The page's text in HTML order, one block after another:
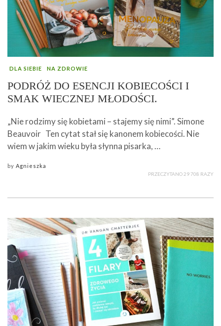
DLA SIEBIE NA ZDROWIE
PODRÓŻ DO ESENCJI KOBIECOŚCI I
SMAK WIECZNEJ MŁODOŚCI.
„Nie rodzimy się kobietami – stajemy się nimi”. Simone
Beauvoir Ten cytat stał się kanonem kobiecości. Nie
wiem w jakim wieku była słynna pisarka, …
by Agnieszka
PRZECZYTANO 29 708 RAZY